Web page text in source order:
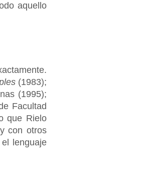
aquello
(1983);
(1995);
Facultad
que Rielo
con otros
lenguaje